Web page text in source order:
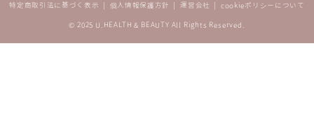
© 2025 U.HEALTH & BEAUTY All Rights Reserved.
特定商取引法に基づく表示 個人情報保護方針 運営会社 cookieポリシーについて